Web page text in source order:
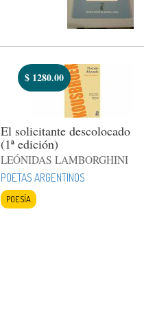
$ 1280.00
El solicitante descolocado
(1ª edición)
LEÓNIDAS LAMBORGHINI
POETAS ARGENTINOS
POESÍA